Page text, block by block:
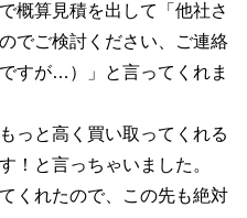
概算見積を出して「他社さ
でご検討ください、ご連絡
すが…）」と言ってくれま
っと高く買い取ってくれる
！と言っちゃいました。
くれたので、この先も絶対